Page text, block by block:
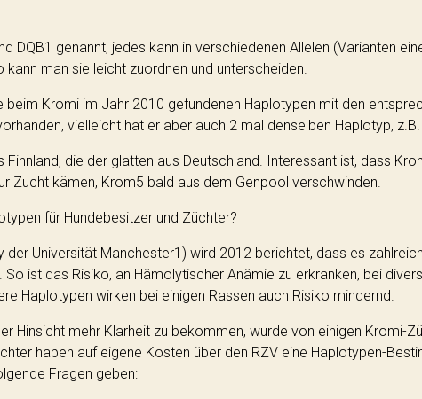
DQB1 genannt, jedes kann in verschiedenen Allelen (Varianten
man sie leicht zuordnen und unterscheiden.
beim Kromi im Jahr 2010 gefundenen Haplotypen mit den
vielleicht hat er aber auch 2 mal denselben Haplotyp,
die der glatten aus Deutschland. Interessant ist, dass
Zucht kämen, Krom5 bald aus dem Genpool verschwinden.
für Hundebesitzer und Züchter?
der Universität Manchester1) wird 2012 berichtet, dass es
ist das Risiko, an Hämolytischer Anämie zu erkranken, bei
Haplotypen wirken bei einigen Rassen auch Risiko mindernd.
Hinsicht mehr Klarheit zu bekommen, wurde von einigen Kromi-
haben auf eigene Kosten über den RZV eine Haplotypen-
Fragen geben: